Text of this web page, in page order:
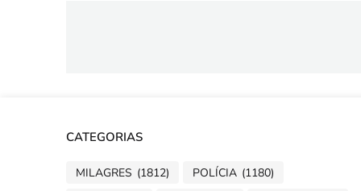
CATEGORIAS
MILAGRES (1812) POLÍCIA (1180)